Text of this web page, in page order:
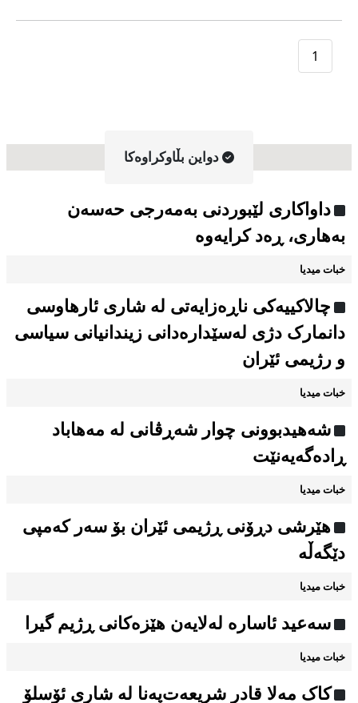
1
دواین بڵاوکراوه‌کا
داواکاری لێبوردنی بەمەرجی حەسەن
بەهاری، ڕەد کرایەوە
خبات میدیا
چالاکییەکی ناڕەزایەتی لە شاری ئارهاوسی
دانمارک دژی لەسێدارەدانی زیندانیانی سیاسی
و رژیمی ئێران
خبات میدیا
شەهیدبوونی چوار شەڕڤانی لە مەهاباد
ڕادەگەیەنێت
خبات میدیا
هێرشی دڕۆنی ڕژیمی ئێران بۆ سەر کەمپی
دێگەڵە
خبات میدیا
سەعید ئاسارە لەلایەن هێزەکانی ڕژیم گیرا
خبات میدیا
کاک مەلا قادر شریعەت‌پەنا لە شاری ئۆسلۆ